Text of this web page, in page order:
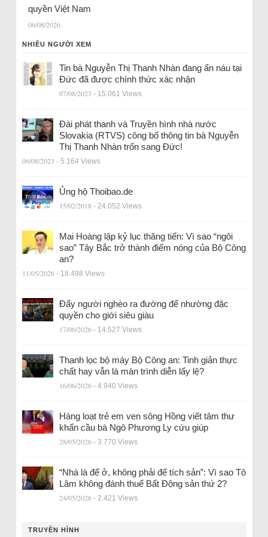
quyền Việt Nam
06/08/2026
NHIỀU NGƯỜI XEM
Tin bà Nguyễn Thị Thanh Nhàn đang ẩn náu tại
Đức đã được chính thức xác nhận
07/08/2023 - 15.061 Views
Đài phát thanh và Truyền hình nhà nước
Slovakia (RTVS) công bố thông tin bà Nguyễn
Thị Thanh Nhàn trốn sang Đức!
06/08/2023 - 5.164 Views
Ủng hộ Thoibao.de
15/02/2018 - 24.052 Views
Mai Hoàng lập kỷ lục thăng tiến: Vì sao “ngôi
sao” Tây Bắc trở thành điểm nóng của Bộ Công
an?
11/05/2026 - 18.498 Views
Đẩy người nghèo ra đường để nhường đặc
quyền cho giới siêu giàu
17/06/2026 - 14.527 Views
Thanh lọc bộ máy Bộ Công an: Tinh giản thực
chất hay vẫn là màn trình diễn lấy lệ?
16/06/2026 - 4.940 Views
Hàng loạt trẻ em ven sông Hồng viết tâm thư
khẩn cầu bà Ngô Phương Ly cứu giúp
28/05/2026 - 3.770 Views
“Nhà là để ở, không phải để tích sản”: Vì sao Tô
Lâm không đánh thuế Bất Động sản thứ 2?
24/05/2026 - 2.421 Views
TRUYỀN HÌNH